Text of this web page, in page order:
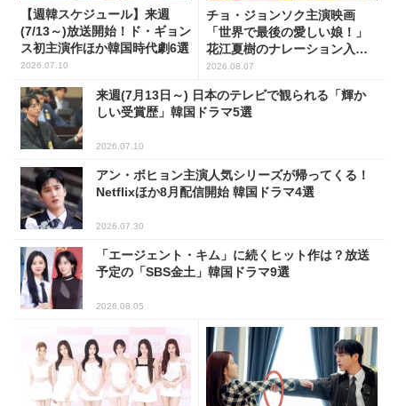
【週韓スケジュール】来週
(7/13～)放送開始！ド・ギョン
ス初主演作ほか韓国時代劇6選
2026.07.10
チョ・ジョンソク主演映画
「世界で最後の愛しい娘！」
花江夏樹のナレーション入り
予告映像解禁！
2026.08.07
来週(7月13日～) 日本のテレビで観られる「輝か
しい受賞歴」韓国ドラマ5選
2026.07.10
アン・ボヒョン主演人気シリーズが帰ってくる！
Netflixほか8月配信開始 韓国ドラマ4選
2026.07.30
「エージェント・キム」に続くヒット作は？放送
予定の「SBS金土」韓国ドラマ9選
2026.08.05